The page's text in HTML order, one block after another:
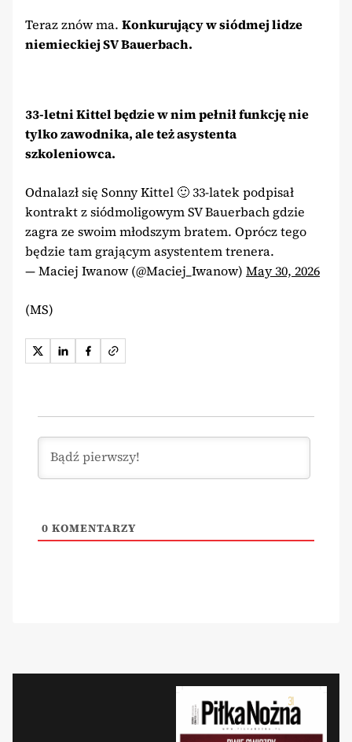
Teraz znów ma. Konkurujący w siódmej lidze
niemieckiej SV Bauerbach.
33-letni Kittel będzie w nim pełnił funkcję nie
tylko zawodnika, ale też asystenta
szkoleniowca.
Odnalazł się Sonny Kittel 🙂 33-latek podpisał
kontrakt z siódmoligowym SV Bauerbach gdzie
zagra ze swoim młodszym bratem. Oprócz tego
będzie tam grającym asystentem trenera.
— Maciej Iwanow (@Maciej_Iwanow) May 30, 2026
(MS)
0 KOMENTARZY